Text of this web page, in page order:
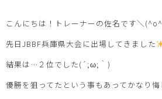
こんにちは！トレーナーの佐名です＼
先日JBBF兵庫県大会に出場してきました
結果は…２位でした(´;ω;｀)
優勝を狙ってたという事もあってかなり